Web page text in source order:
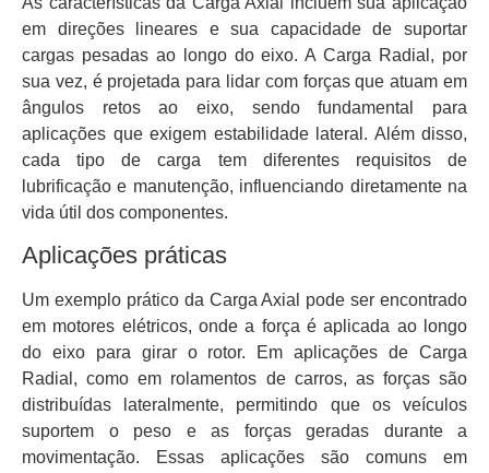
em direções lineares e sua capacidade de suportar
cargas pesadas ao longo do eixo. A Carga Radial, por
sua vez, é projetada para lidar com forças que atuam em
ângulos retos ao eixo, sendo fundamental para
aplicações que exigem estabilidade lateral. Além disso,
cada tipo de carga tem diferentes requisitos de
lubrificação e manutenção, influenciando diretamente na
vida útil dos componentes.
Aplicações práticas
Um exemplo prático da Carga Axial pode ser encontrado
em motores elétricos, onde a força é aplicada ao longo
do eixo para girar o rotor. Em aplicações de Carga
Radial, como em rolamentos de carros, as forças são
distribuídas lateralmente, permitindo que os veículos
suportem o peso e as forças geradas durante a
movimentação. Essas aplicações são comuns em